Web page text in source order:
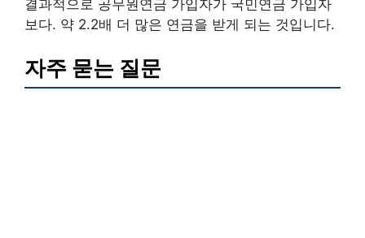
결과적으로 공무원연금 가입자가 국민연금 가입자
보다. 약 2.2배 더 많은 연금을 받게 되는 것입니다.
자주 묻는 질문